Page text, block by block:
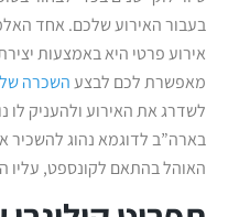
בעבור האירוע שלכם. אחד
אירוע פרטי היא באמצעות
מאפשרת לכם לבצעהשכרה של
לשדרג את האירוע ולהעניק לו
בארה”ב לדוגמא נהוג להשכיר
האוהל בהתאם לקונספט, עליו